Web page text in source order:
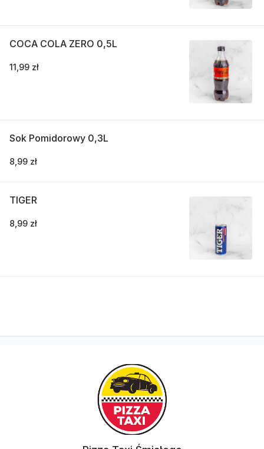
COCA COLA ZERO 0,5L
11,99 zł
Sok Pomidorowy 0,3L
8,99 zł
TIGER
8,99 zł